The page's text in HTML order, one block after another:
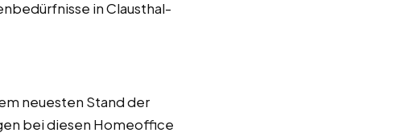
in Clausthal-
neuesten Stand der
bei diesen Homeoffice